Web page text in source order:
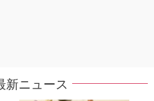
ニュース